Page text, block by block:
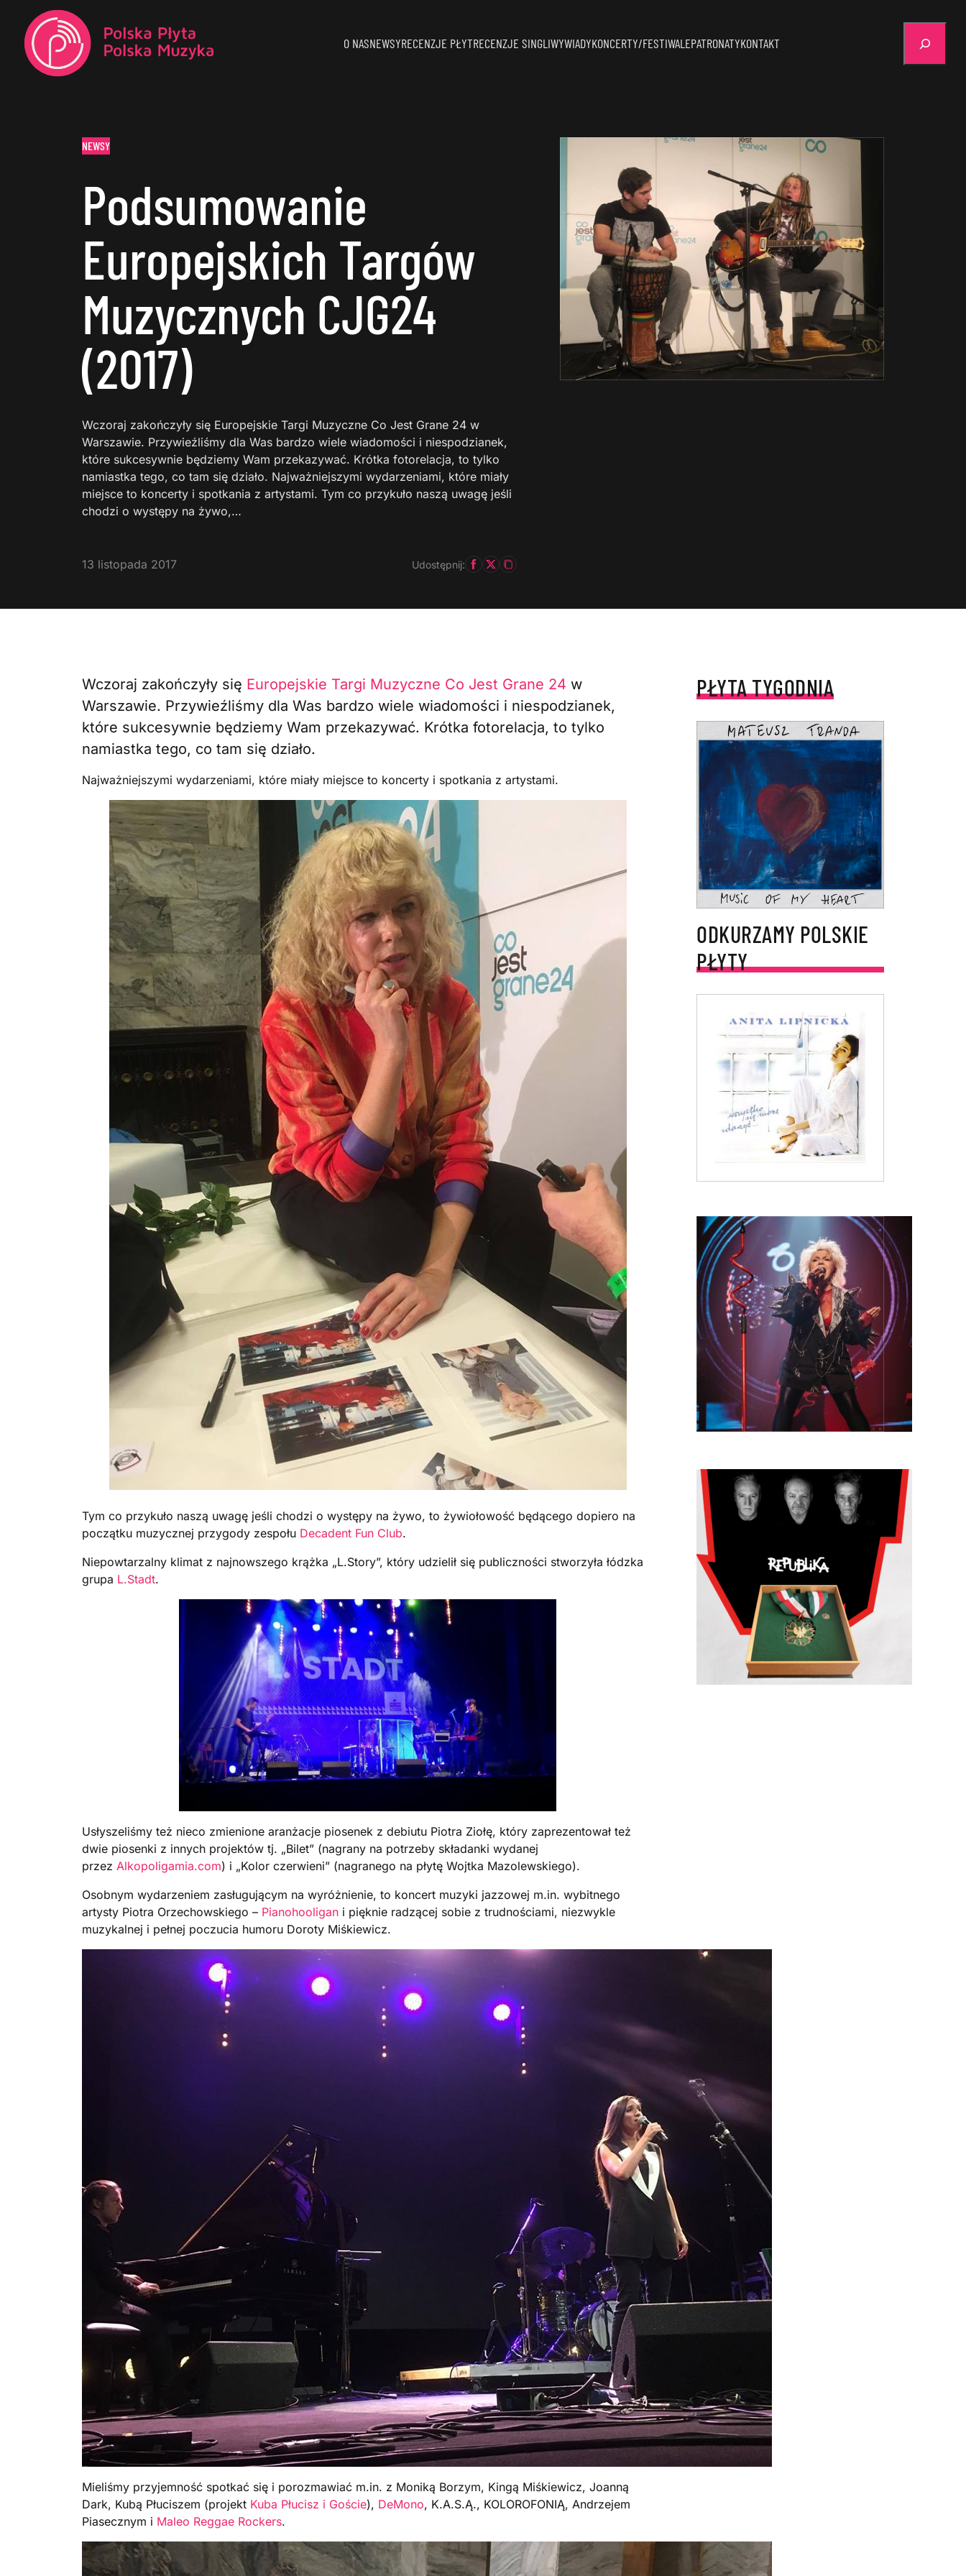
O NASNEWSYRECENZJE PŁYTRECENZJE SINGLIWYWIADYKONCERTY/FESTIWALEPATRONATYKONTAKT
NEWSY
Podsumowanie
Europejskich Targów
Muzycznych CJG24
(2017)
Wczoraj zakończyły się Europejskie Targi Muzyczne Co Jest Grane 24 w
Warszawie. Przywieźliśmy dla Was bardzo wiele wiadomości i niespodzianek,
które sukcesywnie będziemy Wam przekazywać. Krótka fotorelacja, to tylko
namiastka tego, co tam się działo. Najważniejszymi wydarzeniami, które miały
miejsce to koncerty i spotkania z artystami. Tym co przykuło naszą uwagę jeśli
chodzi o występy na żywo,…
13 listopada 2017 Udostępnij:
Wczoraj zakończyły się Europejskie Targi Muzyczne Co Jest Grane 24 w
Warszawie. Przywieźliśmy dla Was bardzo wiele wiadomości i niespodzianek,
które sukcesywnie będziemy Wam przekazywać. Krótka fotorelacja, to tylko
namiastka tego, co tam się działo.
Najważniejszymi wydarzeniami, które miały miejsce to koncerty i spotkania z artystami.
Tym co przykuło naszą uwagę jeśli chodzi o występy na żywo, to żywiołowość będącego dopiero na
początku muzycznej przygody zespołu Decadent Fun Club.
Niepowtarzalny klimat z najnowszego krążka „L.Story”, który udzielił się publiczności stworzyła łódzka
grupa L.Stadt.
Usłyszeliśmy też nieco zmienione aranżacje piosenek z debiutu Piotra Ziołę, który zaprezentował też
dwie piosenki z innych projektów tj. „Bilet” (nagrany na potrzeby składanki wydanej
przez Alkopoligamia.com) i „Kolor czerwieni” (nagranego na płytę Wojtka Mazolewskiego).
Osobnym wydarzeniem zasługującym na wyróżnienie, to koncert muzyki jazzowej m.in. wybitnego
artysty Piotra Orzechowskiego – Pianohooligan i pięknie radzącej sobie z trudnościami, niezwykle
muzykalnej i pełnej poczucia humoru Doroty Miśkiewicz.
Mieliśmy przyjemność spotkać się i porozmawiać m.in. z Moniką Borzym, Kingą Miśkiewicz, Joanną
Dark, Kubą Płuciszem (projekt Kuba Płucisz i Goście), DeMono, K.A.S.Ą., KOLOROFONIĄ, Andrzejem
Piasecznym i Maleo Reggae Rockers.
PŁYTA TYGODNIA
ODKURZAMY POLSKIE
PŁYTY